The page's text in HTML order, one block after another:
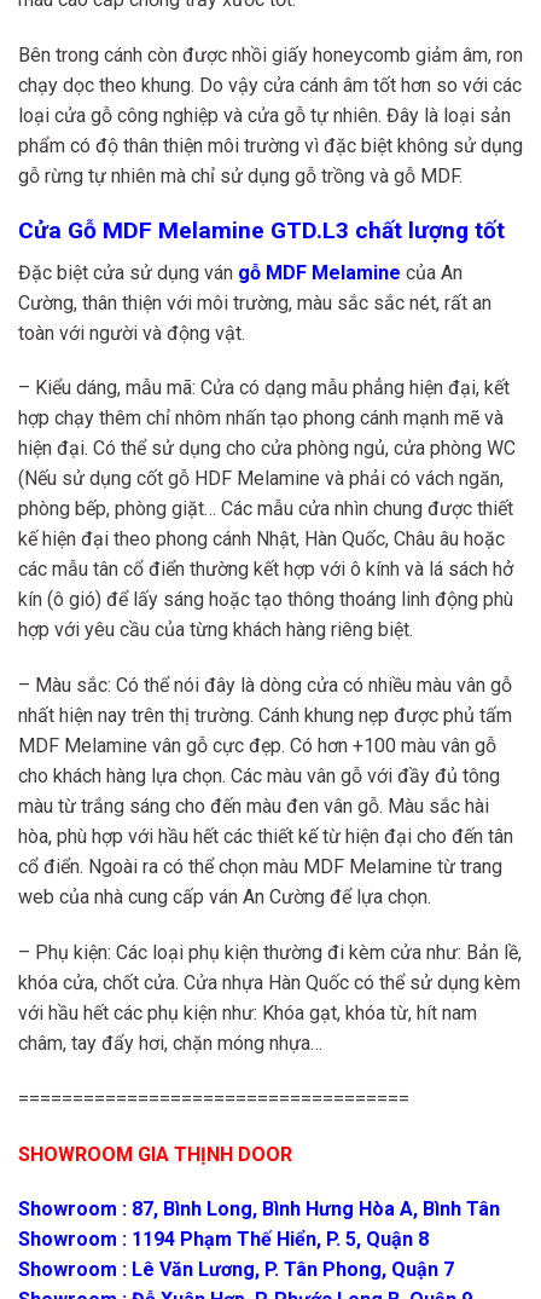
Bên trong cánh còn được nhồi giấy honeycomb giảm âm, ron
chạy dọc theo khung. Do vậy cửa cánh âm tốt hơn so với các
loại cửa gỗ công nghiệp và cửa gỗ tự nhiên. Đây là loại sản
phẩm có độ thân thiện môi trường vì đặc biệt không sử dụng
gỗ rừng tự nhiên mà chỉ sử dụng gỗ trồng và gỗ MDF.
Cửa Gỗ MDF Melamine GTD.L3 chất lượng tốt
Đặc biệt cửa sử dụng ván gỗ MDF Melamine của An
Cường, thân thiện với môi trường, màu sắc sắc nét, rất an
toàn với người và động vật.
– Kiểu dáng, mẫu mã: Cửa có dạng mẫu phẳng hiện đại, kết
hợp chạy thêm chỉ nhôm nhấn tạo phong cánh mạnh mẽ và
hiện đại. Có thể sử dụng cho cửa phòng ngủ, cửa phòng WC
(Nếu sử dụng cốt gỗ HDF Melamine và phải có vách ngăn,
phòng bếp, phòng giặt… Các mẫu cửa nhìn chung được thiết
kế hiện đại theo phong cánh Nhật, Hàn Quốc, Châu âu hoặc
các mẫu tân cổ điển thường kết hợp với ô kính và lá sách hở
kín (ô gió) để lấy sáng hoặc tạo thông thoáng linh động phù
hợp với yêu cầu của từng khách hàng riêng biệt.
– Màu sắc: Có thể nói đây là dòng cửa có nhiều màu vân gỗ
nhất hiện nay trên thị trường. Cánh khung nẹp được phủ tấm
MDF Melamine vân gỗ cực đẹp. Có hơn +100 màu vân gỗ
cho khách hàng lựa chọn. Các màu vân gỗ với đầy đủ tông
màu từ trắng sáng cho đến màu đen vân gỗ. Màu sắc hài
hòa, phù hợp với hầu hết các thiết kế từ hiện đại cho đến tân
cổ điển. Ngoài ra có thể chọn màu MDF Melamine từ trang
web của nhà cung cấp ván An Cường để lựa chọn.
– Phụ kiện: Các loại phụ kiện thường đi kèm cửa như: Bản lề,
khóa cửa, chốt cửa. Cửa nhựa Hàn Quốc có thể sử dụng kèm
với hầu hết các phụ kiện như: Khóa gạt, khóa từ, hít nam
châm, tay đẩy hơi, chặn móng nhựa…
====================================
SHOWROOM GIA THỊNH DOOR
Showroom : 87, Bình Long, Bình Hưng Hòa A, Bình Tân
Showroom : 1194 Phạm Thế Hiển, P. 5, Quận 8
Showroom : Lê Văn Lương, P. Tân Phong, Quận 7